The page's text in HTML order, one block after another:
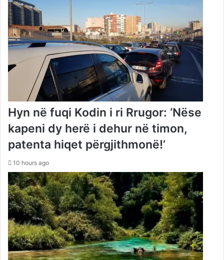
Hyn në fuqi Kodin i ri Rrugor: ‘Nëse
kapeni dy herë i dehur në timon,
patenta hiqet përgjithmonë!’
10 hours ago